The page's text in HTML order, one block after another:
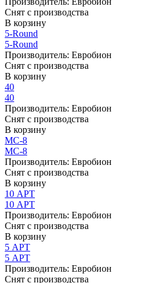
Снят с производства
В корзину
5-Round
5-Round
Производитель: Евробион
Снят с производства
В корзину
40
40
Производитель: Евробион
Снят с производства
В корзину
МС-8
МС-8
Производитель: Евробион
Снят с производства
В корзину
10 АРТ
10 АРТ
Производитель: Евробион
Снят с производства
В корзину
5 АРТ
5 АРТ
Производитель: Евробион
Снят с производства